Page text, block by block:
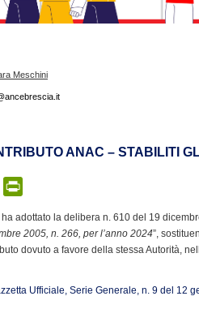
Meschini
ANAC – STABILITI
C
i
n
F
adottato la delibera n. 610 del 19
2005, n. 266, per l’anno 2024”,
dovuto a favore della stessa Autorità,
Ufficiale, Serie Generale, n. 9 del 12